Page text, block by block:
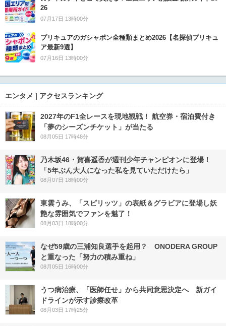
26
07月17日 13時00分
プリキュアのガシャポン全種類まとめ2026【名探偵プリキュ
ア最新9選】
07月16日 13時00分
エンタメ | アクセスランキング
2027年のF1全レースを現地観戦！ 航空券・宿泊費付き
「夢のシーズンチケット」が当たる
08月05日 17時48分
乃木坂46・賀喜遥香が週刊少年チャンピオンに登場！
「5年ぶん大人になった私を見ていただけたら」
08月07日 18時00分
東雲うみ、「スピリッツ」の表紙＆グラビアに登場し妖
艶な雰囲気でファンを魅了！
08月03日 18時00分
なぜ59歳の三浦知良選手を起用？ ONODERA GROUP
と重なった「努力の積み重ね」
08月05日 16時00分
うつ病治療、「医師任せ」から共同意思決定へ 新ガイ
ドラインが示す診療改革
08月03日 17時25分